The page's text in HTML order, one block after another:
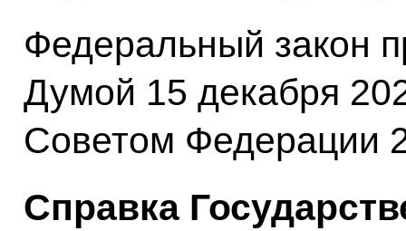
Федеральный закон
Думой 15 декабря
Советом Федерации
Справка